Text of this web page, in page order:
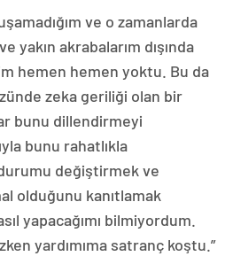
ve o zamanlarda
yakın akrabalarım dışında
hemen hemen yoktu. Bu da
zeka geriliği olan bir
bunu dillendirmeyi
bunu rahatlıkla
değiştirmek ve
olduğunu kanıtlamak
yapacağımı bilmiyordum.
yardımıma satranç koştu.”